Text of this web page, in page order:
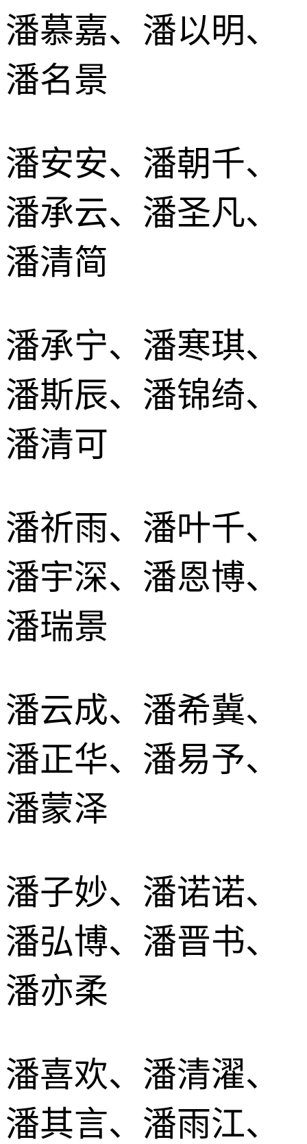
潘慕嘉、潘以明、
潘名景
潘安安、潘朝千、
潘承云、潘圣凡、
潘清简
潘承宁、潘寒琪、
潘斯辰、潘锦绮、
潘清可
潘祈雨、潘叶千、
潘宇深、潘恩博、
潘瑞景
潘云成、潘希冀、
潘正华、潘易予、
潘蒙泽
潘子妙、潘诺诺、
潘弘博、潘晋书、
潘亦柔
潘喜欢、潘清濯、
潘其言、潘雨江、